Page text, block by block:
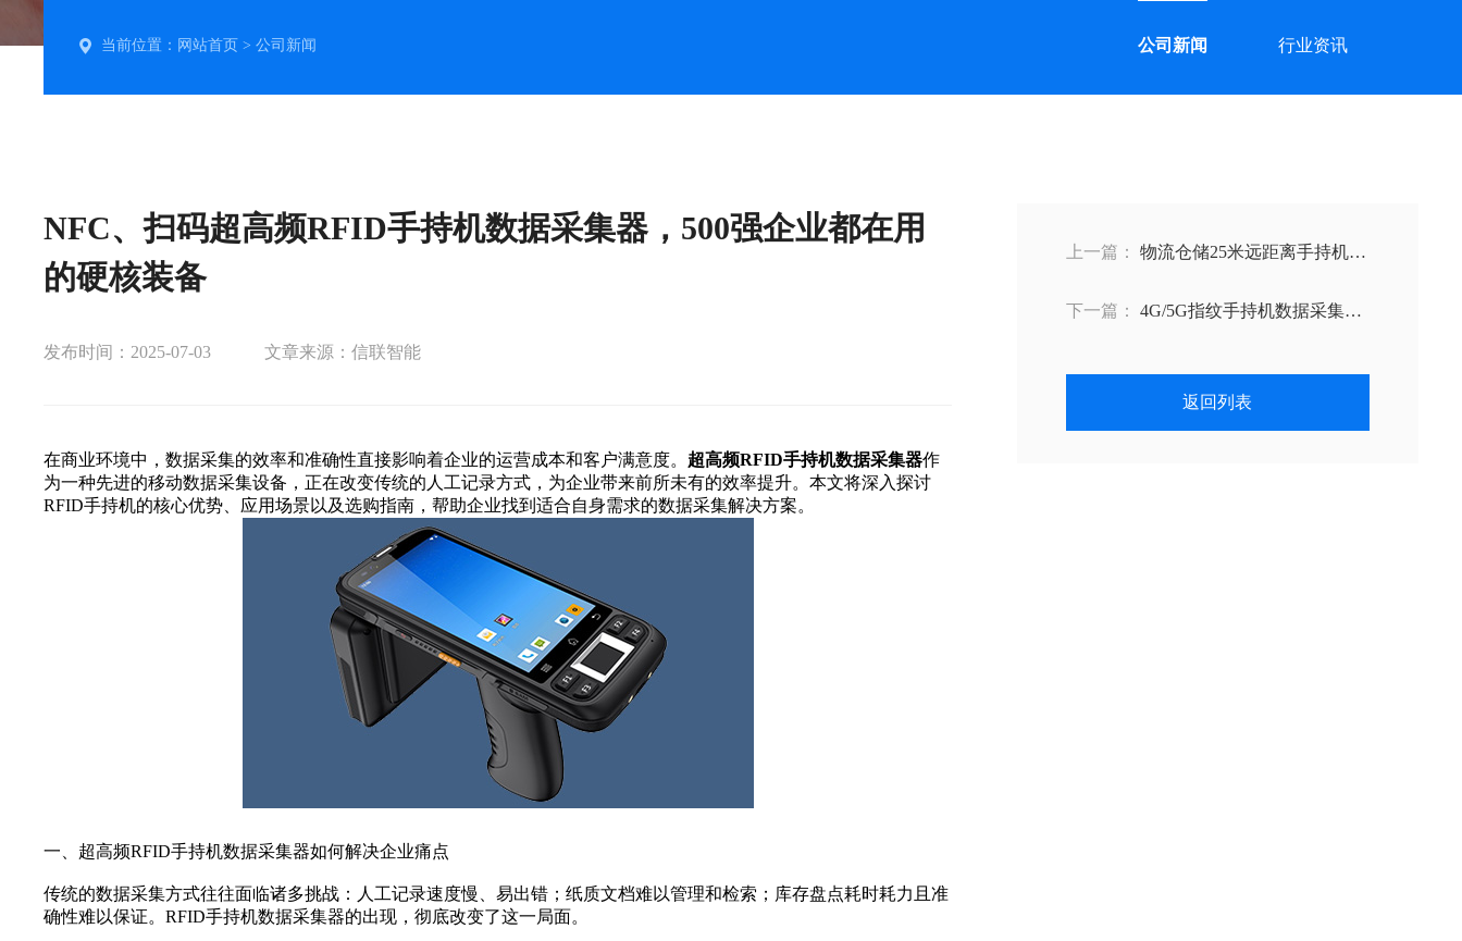
当前位置： 网站首页 >公司新闻 公司新闻 行业资讯
NFC、扫码超高频RFID手持机数据采集器，500强企业都在用
的硬核装备
发布时间：2025-07-03 文章来源：信联智能
在商业环境中，数据采集的效率和准确性直接影响着企业的运营成本和客户满意度。 超高频RFID手持机数据采集器作
为一种先进的移动数据采集设备，正在改变传统的人工记录方式，为企业带来前所未有的效率提升。本文将深入探讨
RFID手持机的核心优势、应用场景以及选购指南，帮助企业找到适合自身需求的数据采集解决方案。
一、超高频RFID手持机数据采集器如何解决企业痛点
传统的数据采集方式往往面临诸多挑战：人工记录速度慢、易出错；纸质文档难以管理和检索；库存盘点耗时耗力且准
确性难以保证。RFID手持机数据采集器的出现，彻底改变了这一局面。
上一篇： 物流仓储25米远距离手持机安
下一篇： 4G/5G指纹手持机数据采集
返回列表